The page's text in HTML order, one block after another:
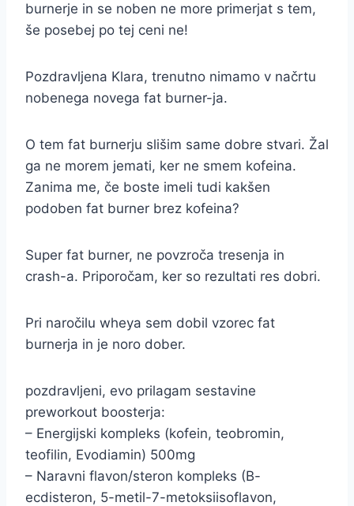
burnerje in se noben ne more primerjat s tem,
še posebej po tej ceni ne!
Pozdravljena Klara, trenutno nimamo v načrtu
nobenega novega fat burner-ja.
O tem fat burnerju slišim same dobre stvari. Žal
ga ne morem jemati, ker ne smem kofeina.
Zanima me, če boste imeli tudi kakšen
podoben fat burner brez kofeina?
Super fat burner, ne povzroča tresenja in
crash-a. Priporočam, ker so rezultati res dobri.
Pri naročilu wheya sem dobil vzorec fat
burnerja in je noro dober.
pozdravljeni, evo prilagam sestavine
preworkout boosterja:
– Energijski kompleks (kofein, teobromin,
teofilin, Evodiamin) 500mg
– Naravni flavon/steron kompleks (B-
ecdisteron, 5-metil-7-metoksiisoflavon,